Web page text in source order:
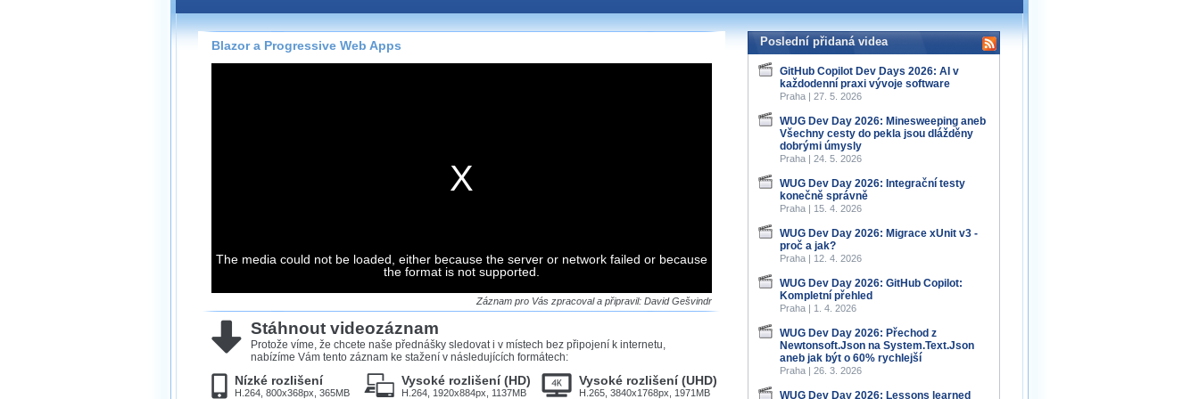
Záznamy na našem webu můžete pohodlně sledovat
přímo na stránce s využitím našehoHTML 5nebo
Silverlightpřehrávače.
neumožňuje, proto umožňujeme stahování vybraných
Velmi staré záznamy máme historicky uložené
ve formátu, který není vhodný pro stahování,
proto je ke stažení nenabízíme.
Blazor a Progressive Web Apps
The media could not be loaded, either because the server or network failed or because
the format is not supported.
Záznam pro Vás zpracoval a připravil: David Gešvindr
Stáhnout videozáznam
Protože víme, že chcete naše přednášky sledovat i v místech bez připojení k internetu,
nabízíme Vám tento záznam ke stažení v následujících formátech:
Nízké rozlišení
H.264, 800x368px, 365MB
Vysoké rozlišení (HD)
H.264, 1920x884px, 1137MB
Vysoké rozlišení (UHD)
H.265, 3840x1768px, 1971MB
Poslední přidaná videa
GitHub Copilot Dev Days 2026: AI v
každodenní praxi vývoje software
Praha | 27. 5. 2026
WUG Dev Day 2026: Minesweeping aneb
Všechny cesty do pekla jsou dlážděny
dobrými úmysly
Praha | 24. 5. 2026
WUG Dev Day 2026: Integrační testy
konečně správně
Praha | 15. 4. 2026
WUG Dev Day 2026: Migrace xUnit v3 -
proč a jak?
Praha | 12. 4. 2026
WUG Dev Day 2026: GitHub Copilot:
Kompletní přehled
Praha | 1. 4. 2026
WUG Dev Day 2026: Přechod z
Newtonsoft.Json na System.Text.Json
aneb jak být o 60% rychlejší
Praha | 26. 3. 2026
WUG Dev Day 2026: Lessons learned